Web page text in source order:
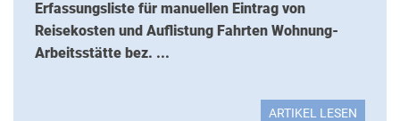
Erfassungsliste für manuellen Eintrag von
Reisekosten und Auflistung Fahrten Wohnung-
Arbeitsstätte bez. ...
ARTIKEL LESEN